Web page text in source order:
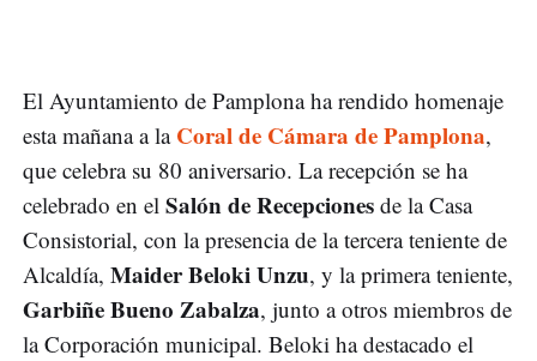
El Ayuntamiento de Pamplona ha rendido homenaje
esta mañana a la Coral de Cámara de Pamplona,
que celebra su 80 aniversario. La recepción se ha
celebrado en el Salón de Recepciones de la Casa
Consistorial, con la presencia de la tercera teniente de
Alcaldía, Maider Beloki Unzu, y la primera teniente,
Garbiñe Bueno Zabalza, junto a otros miembros de
la Corporación municipal. Beloki ha destacado el